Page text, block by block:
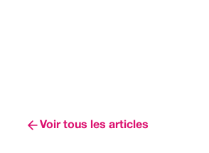
Voir tous les articles